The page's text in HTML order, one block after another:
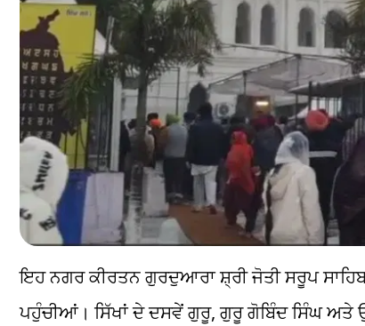
ਇਹ ਨਗਰ ਕੀਰਤਨ ਗੁਰਦੁਆਰਾ ਸ਼੍ਰੀ ਜੋਤੀ ਸਰੂਪ
ਪਹੁੰਚੀਆਂ। ਸਿੱਖਾਂ ਦੇ ਦਸਵੇਂ ਗੁਰੂ, ਗੁਰੂ ਗੋਬਿੰਦ ਸਿੰਘ ਅਤੇ